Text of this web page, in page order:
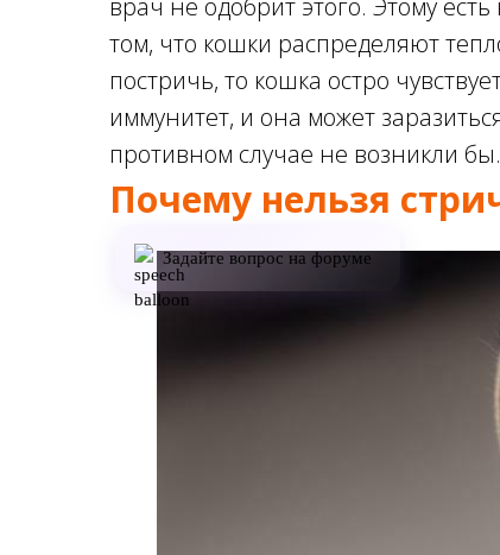
врач не одобрит этого. Этому
том, что кошки распределяют
постричь, то кошка остро
иммунитет, и она может
противном случае не возникли
Почему нельзя
Задайте вопрос на форуме